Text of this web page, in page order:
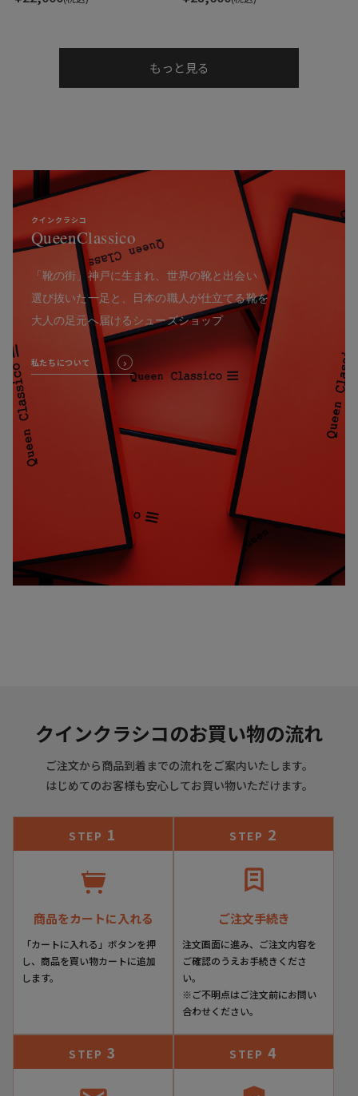
もっと見る
クインクラシコ
QueenClassico
「靴の街」神戸に生まれ、世界の靴と出会い
選び抜いた一足と、日本の職人が仕立てる靴を
大人の足元へ届けるシューズショップ
私たちについて
クインクラシコのお買い物の流れ
ご注文から商品到着までの流れをご案内いたします。
はじめてのお客様も安心してお買い物いただけます。
STEP 1
商品をカートに入れる
「カートに入れる」ボタンを押
し、商品を買い物カートに追加
します。
STEP 2
ご注文手続き
注文画面に進み、ご注文内容を
ご確認のうえお手続きくださ
い。
※ご不明点はご注文前にお問い
合わせください。
STEP 3 STEP 4